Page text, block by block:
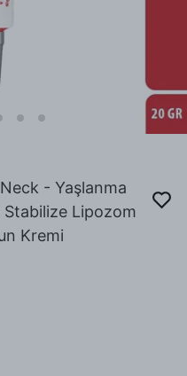
- Yaşlanma
Stabilize Lipozom
Kremi